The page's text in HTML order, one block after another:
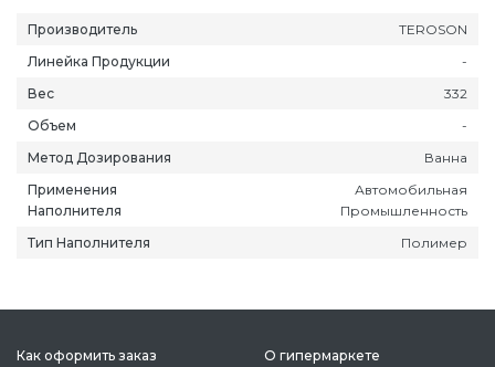
Производитель
TEROSON
Линейка Продукции
-
Вес
332
Объем
-
Метод Дозирования
Ванна
Применения
Наполнителя
Автомобильная
Промышленность
Тип Наполнителя
Полимер
Как оформить заказ О гипермаркете